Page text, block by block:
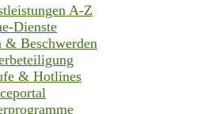
A-Z
Dienste
& Beschwerden
& Hotlines